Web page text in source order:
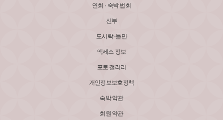
연회 · 숙박 법회
신부
도시락 ·들만
액세스 정보
포토 갤러리
개인정보보호정책
숙박 약관
회원 약관